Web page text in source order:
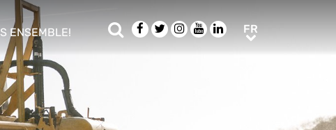
ENSEMBLE!
sub menu
Rechercher
Facebook
TwitterInstagram
YoutubeLinkedIn
FR